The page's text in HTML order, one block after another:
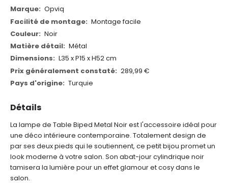
Détails
La lampe de Table Biped Metal Noir est l'accessoire idéal pour
une déco intérieure contemporaine. Totalement design de
par ses deux pieds qui le soutiennent, ce petit bijou promet un
look moderne à votre salon. Son abat-jour cylindrique noir
tamisera la lumière pour un effet glamour et cosy dans le
salon.
Plus
d'informations
Opviq
Montage facile
Noir
Métal
L35 x P15 x H52 cm
289,99 €
Turquie